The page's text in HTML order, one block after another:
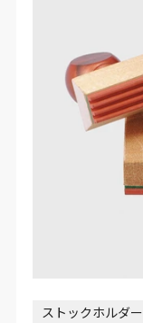
ストックホルダー